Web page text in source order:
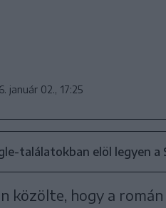
január 02., 17:25
találatokban elöl legyen a
közölte, hogy a